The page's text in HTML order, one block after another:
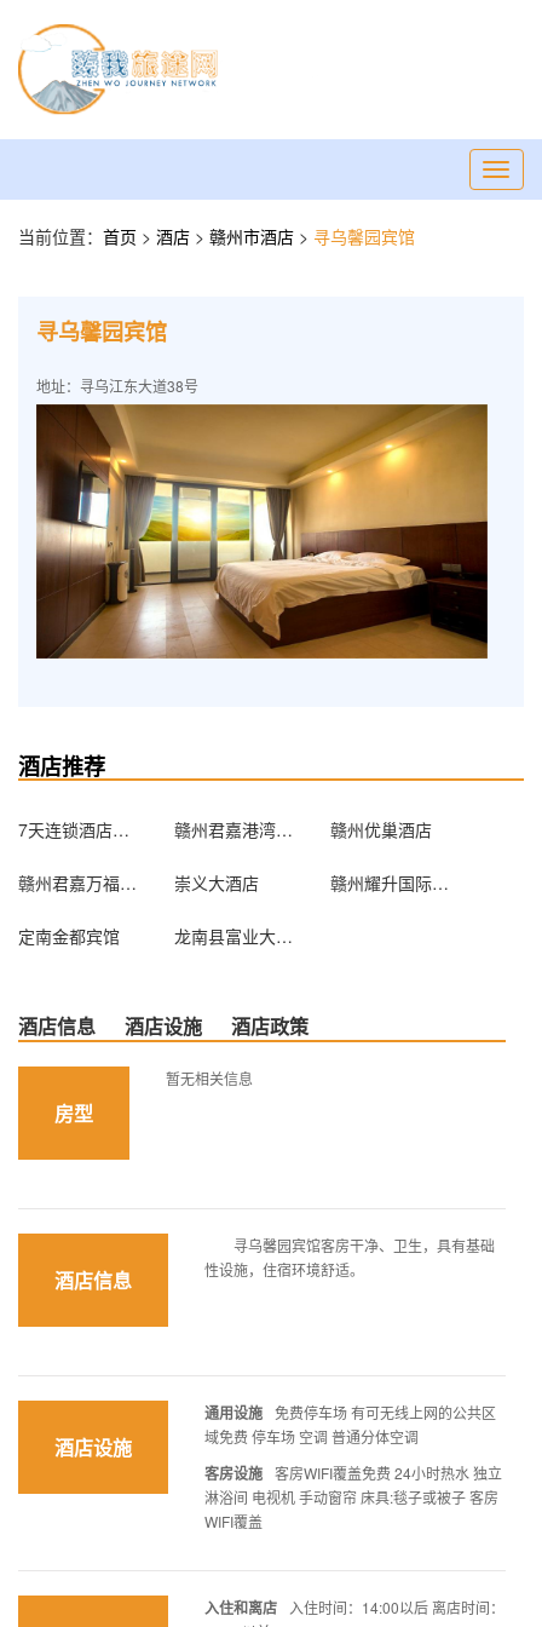
当前位置： 首页 > 酒店 > 赣州市酒店 > 寻乌馨园宾馆
寻乌馨园宾馆
地址：寻乌江东大道38号
酒店推荐
7天连锁酒店（赣州汽车站店） 赣州君嘉港湾酒店 赣州优巢酒店
赣州君嘉万福大酒店 崇义大酒店 赣州耀升国际饭店
定南金都宾馆 龙南县富业大酒店
酒店信息 酒店设施 酒店政策
房型
暂无相关信息
酒店信息
寻乌馨园宾馆客房干净、卫生，具有基础
性设施，住宿环境舒适。
酒店设施
通用设施 免费停车场 有可无线上网的公共区
域免费 停车场 空调 普通分体空调
客房设施 客房WIFI覆盖免费 24小时热水 独立
淋浴间 电视机 手动窗帘 床具:毯子或被子 客房
WIFI覆盖
入住和离店
入住时间：14:00以后 离店时间：